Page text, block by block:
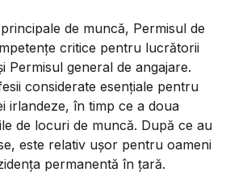
de muncă, Permisul de
critice pentru lucrătorii
Permisul general de angajare.
considerate esențiale pentru
irlandeze, în timp ce a doua
de locuri de muncă. După ce au
este relativ ușor pentru oameni
permanentă în țară.